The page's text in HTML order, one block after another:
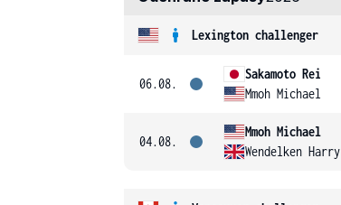
Lexington challenger
06.08.
Sakamoto Rei
Mmoh Michael
04.08.
Mmoh Michael
Wendelken Harry